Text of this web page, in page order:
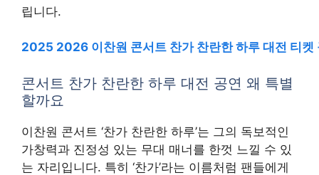
립니다.
2025 2026 이찬원 콘서트 찬가 찬란한 하루 대전 티켓
콘서트 찬가 찬란한 하루 대전 공연 왜 특별
할까요
이찬원 콘서트 ‘찬가 찬란한 하루’는 그의 독보적인
가창력과 진정성 있는 무대 매너를 한껏 느낄 수 있
는 자리입니다. 특히 ‘찬가’라는 이름처럼 팬들에게